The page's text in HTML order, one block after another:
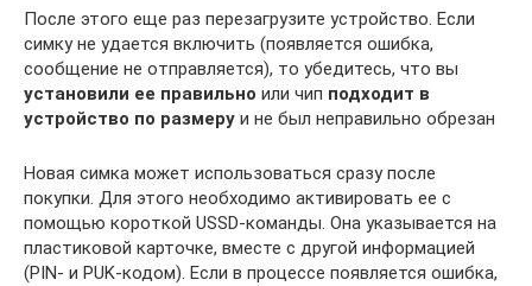
После этого еще раз перезагрузите устройство. Если
симку не удается включить (появляется ошибка,
сообщение не отправляется), то убедитесь, что вы
установили ее правильно или чип подходит в
устройство по размеру и не был неправильно обрезан
Новая симка может использоваться сразу после
покупки. Для этого необходимо активировать ее с
помощью короткой USSD-команды. Она указывается на
пластиковой карточке, вместе с другой информацией
(PIN- и PUK-кодом). Если в процессе появляется ошибка,